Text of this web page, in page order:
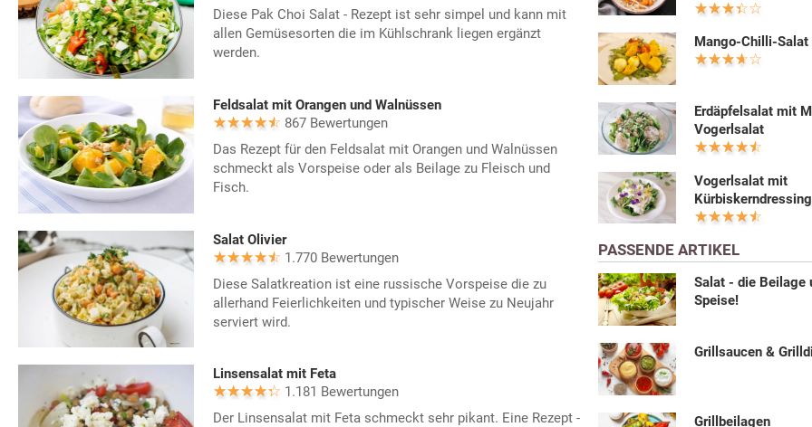
Diese Pak Choi Salat - Rezept ist sehr simpel und kann mit
allen Gemüsesorten die im Kühlschrank liegen ergänzt
werden.
Feldsalat mit Orangen und Walnüssen
867 Bewertungen
Das Rezept für den Feldsalat mit Orangen und Walnüssen
schmeckt als Vorspeise oder als Beilage zu Fleisch und
Fisch.
Salat Olivier
1.770 Bewertungen
Diese Salatkreation ist eine russische Vorspeise die zu
allerhand Feierlichkeiten und typischer Weise zu Neujahr
serviert wird.
Linsensalat mit Feta
1.181 Bewertungen
Der Linsensalat mit Feta schmeckt sehr pikant. Eine Rezept -
Mango-Chilli-Salat
Erdäpfelsalat mit
Vogerlsalat
Vogerlsalat mit
Kürbiskerndressing
PASSENDE ARTIKEL
Salat - die Beilage
Speise!
Grillsaucen &
Grillbeilagen